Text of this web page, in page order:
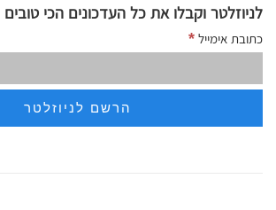
לניוזלטר וקבלו את כל העדכונים הכי טובים
כתובת אימייל *